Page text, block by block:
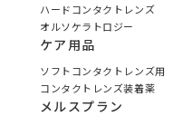
ハードコンタクトレンズ
オルソケラトロジー
ケア用品
ソフトコンタクトレンズ用
コンタクトレンズ装着薬
メルスプラン